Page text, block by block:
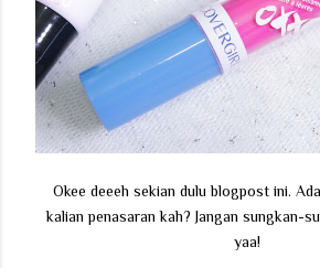
Okee deeeh sekian dulu blogpost ini.
kalian penasaran kah? Jangan sungkan-
yaa!